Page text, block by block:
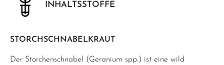
INHALTSSTOFFE
STORCHSCHNABELKRAUT
Der Storchenschnabel (Geranium spp.) ist eine wild